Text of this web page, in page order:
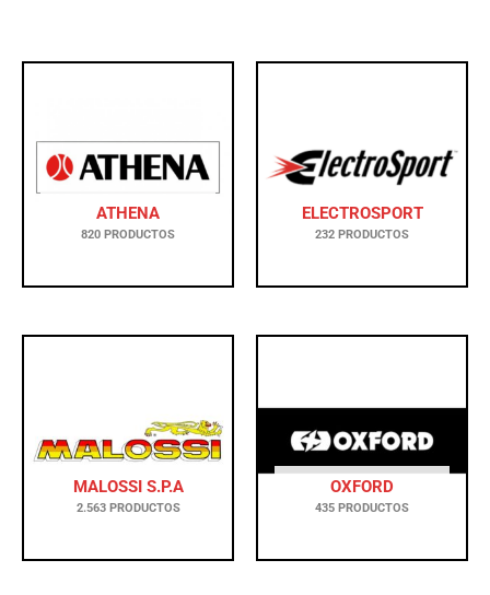
ATHENA
820 PRODUCTOS
ELECTROSPORT
232 PRODUCTOS
MALOSSI S.P.A
2.563 PRODUCTOS
OXFORD
435 PRODUCTOS